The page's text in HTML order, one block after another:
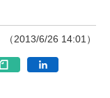
（2013/6/26 14:01）